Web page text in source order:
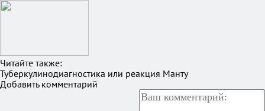
Читайте также:
Туберкулинодиагностика или реакция Манту
Добавить комментарий